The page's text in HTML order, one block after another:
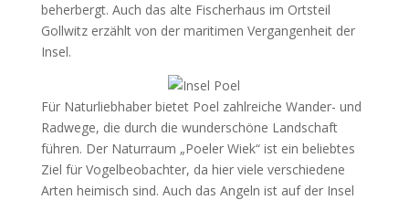
beherbergt. Auch das alte Fischerhaus im Ortsteil
Gollwitz erzählt von der maritimen Vergangenheit der
Insel.
Für Naturliebhaber bietet Poel zahlreiche Wander- und
Radwege, die durch die wunderschöne Landschaft
führen. Der Naturraum „Poeler Wiek“ ist ein beliebtes
Ziel für Vogelbeobachter, da hier viele verschiedene
Arten heimisch sind. Auch das Angeln ist auf der Insel